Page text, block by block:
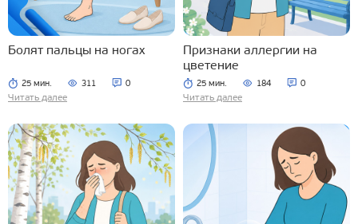
Болят пальцы на ногах
25 мин. 311 0
Читать далее
Признаки аллергии на
цветение
25 мин. 184 0
Читать далее